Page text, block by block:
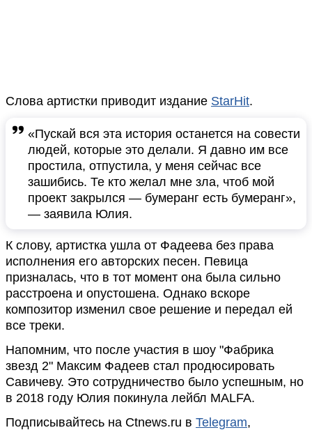
Слова артистки приводит издание StarHit.
«Пускай вся эта история останется на совести
людей, которые это делали. Я давно им все
простила, отпустила, у меня сейчас все
зашибись. Те кто желал мне зла, чтоб мой
проект закрылся — бумеранг есть бумеранг»,
— заявила Юлия.
К слову, артистка ушла от Фадеева без права
исполнения его авторских песен. Певица
призналась, что в тот момент она была сильно
расстроена и опустошена. Однако вскоре
композитор изменил свое решение и передал ей
все треки.
Напомним, что после участия в шоу "Фабрика
звезд 2" Максим Фадеев стал продюсировать
Савичеву. Это сотрудничество было успешным, но
в 2018 году Юлия покинула лейбл MALFA.
Подписывайтесь на Ctnews.ru в Telegram,